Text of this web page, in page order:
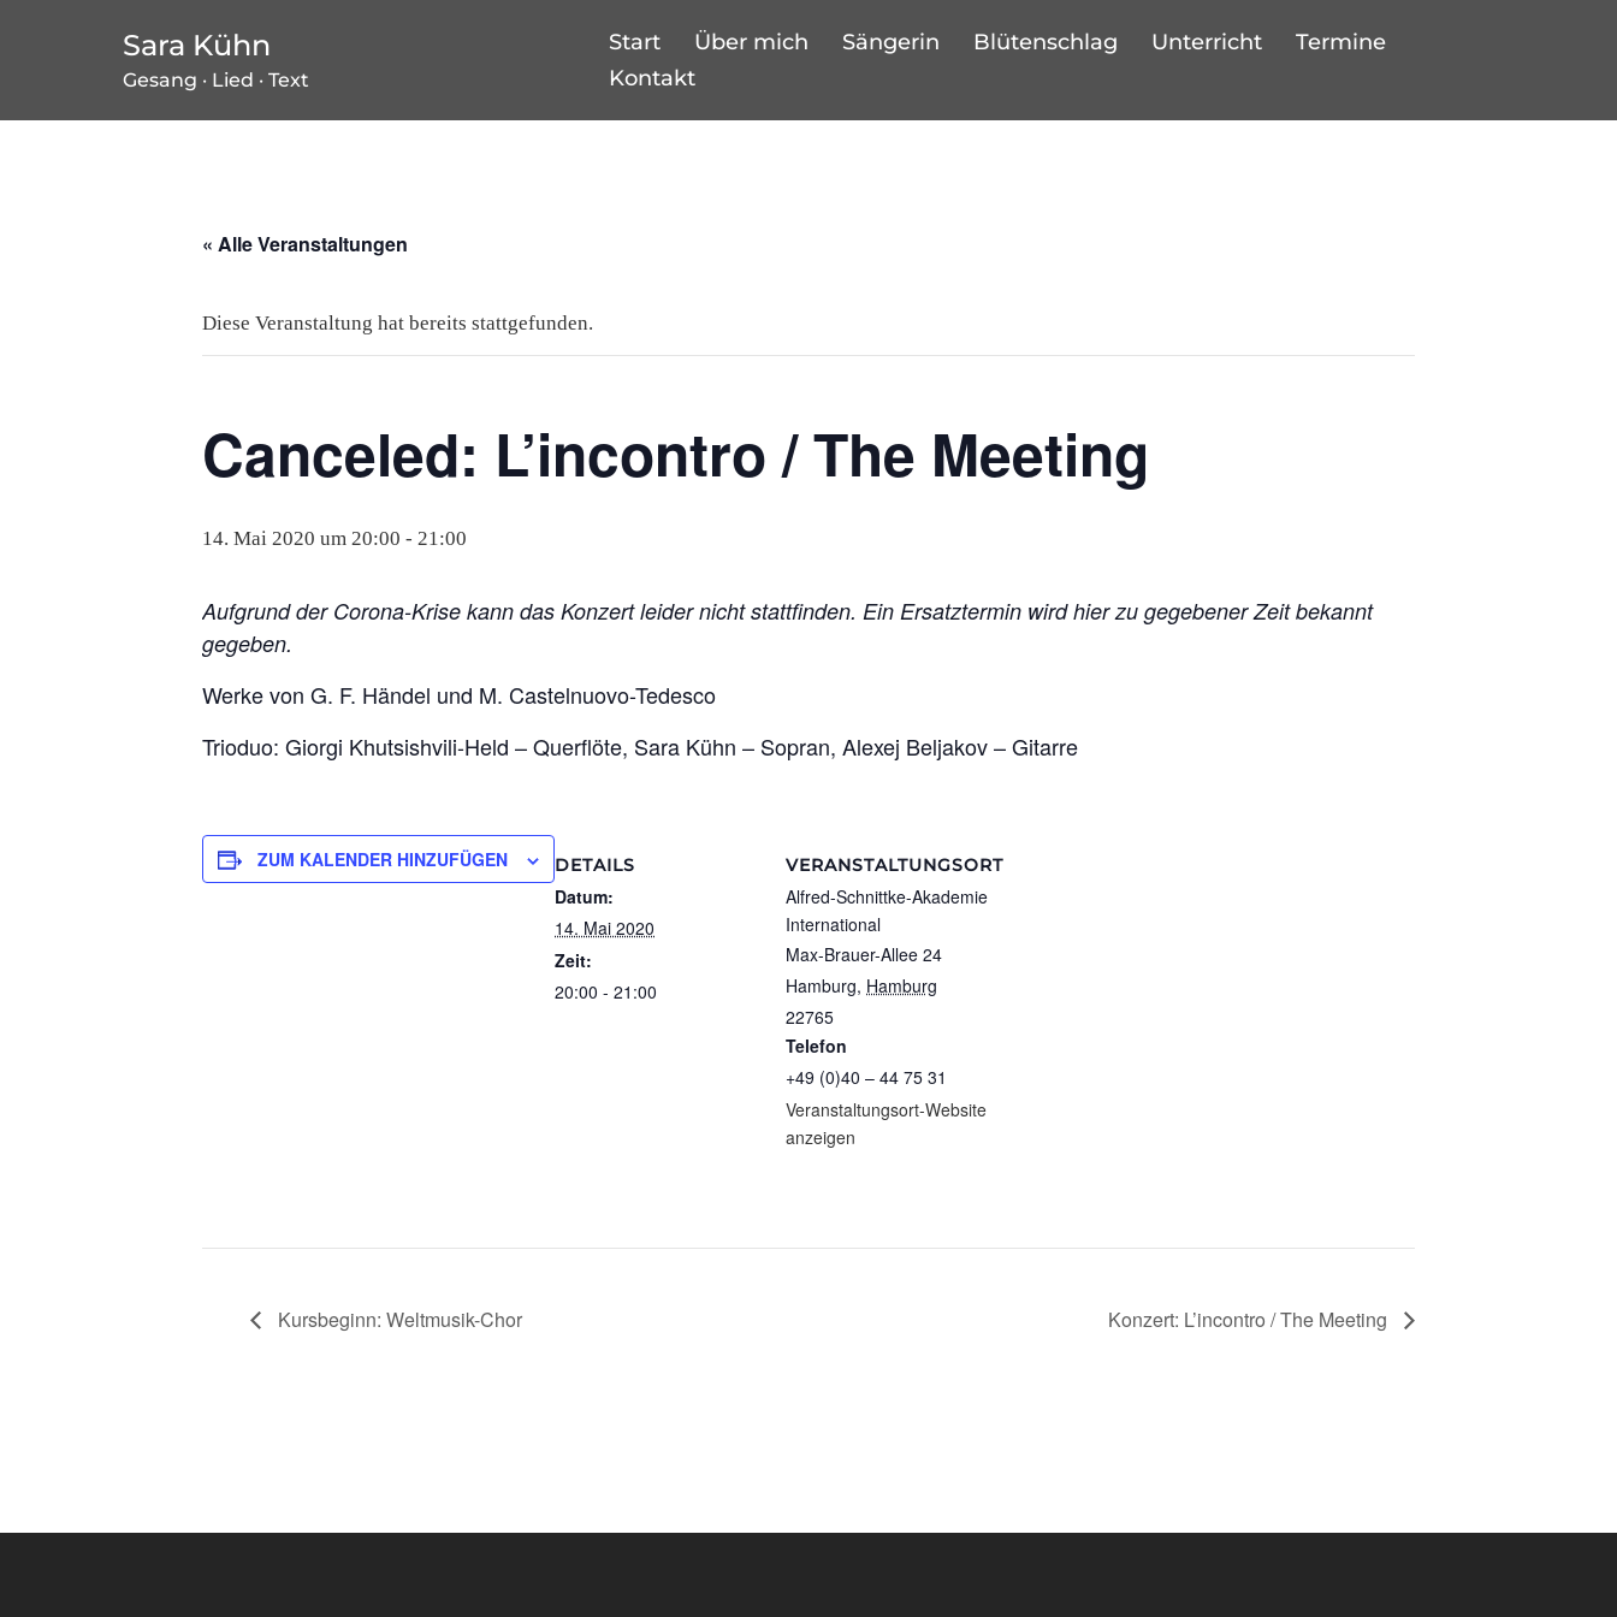
Sara Kühn
Gesang · Lied · Text
Start Über mich Sängerin Blütenschlag Unterricht
Termine
Kontakt
« Alle Veranstaltungen
Diese Veranstaltung hat bereits stattgefunden.
Canceled: L’incontro / The Meeting
14. Mai 2020 um 20:00 - 21:00
Aufgrund der Corona-Krise kann das Konzert leider nicht stattfinden. Ein Ersatztermin wird hier zu gegebener Zeit bekannt
gegeben.
Werke von G. F. Händel und M. Castelnuovo-Tedesco
Trioduo: Giorgi Khutsishvili-Held – Querflöte, Sara Kühn – Sopran, Alexej Beljakov – Gitarre
ZUM KALENDER HINZUFÜGEN DETAILS
Datum:
14. Mai 2020
Zeit:
20:00 - 21:00
VERANSTALTUNGSORT
Alfred-Schnittke-Akademie
International
Max-Brauer-Allee 24
Hamburg, Hamburg
22765
Telefon
+49 (0)40 – 44 75 31
Veranstaltungsort-Website
anzeigen
Kursbeginn: Weltmusik-Chor Konzert: L’incontro / The Meeting